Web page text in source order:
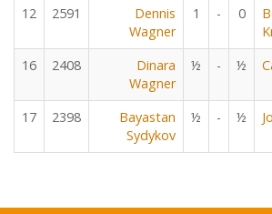
12 2591
Dennis
Wagner
1 - 0
16 2408
Dinara
Wagner
½ - ½
17 2398
Bayastan
Sydykov
½ - ½